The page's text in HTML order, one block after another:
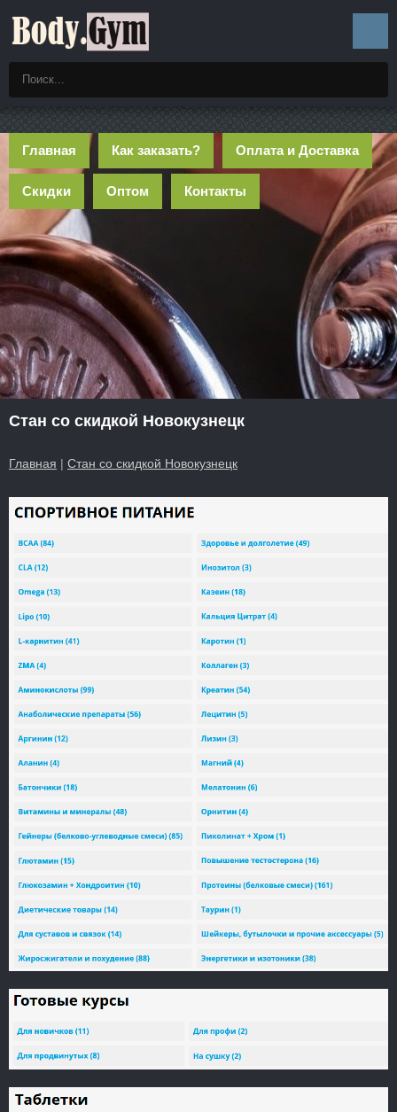
Главная Как заказать? Оплата и Доставка
Скидки Оптом Контакты
Стан со скидкой Новокузнецк
Главная | Стан со скидкой Новокузнецк